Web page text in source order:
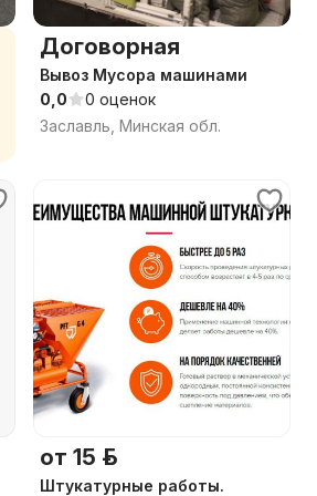
Договорная
Вывоз Мусора машинами
0,0
0 оценок
Заславль, Минская обл.
от 15 р.
Штукатурные работы.